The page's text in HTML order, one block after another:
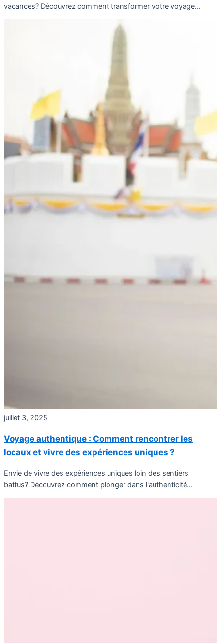
vacances? Découvrez comment transformer votre voyage...
juillet 3, 2025
Voyage authentique : Comment rencontrer les
locaux et vivre des expériences uniques ?
Envie de vivre des expériences uniques loin des sentiers
battus? Découvrez comment plonger dans l'authenticité...